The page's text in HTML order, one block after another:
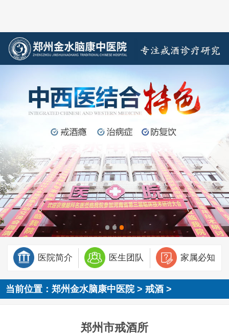
医院简介 医生团队 家属必知
当前位置：郑州金水脑康中医院>戒酒 >
郑州市戒酒所